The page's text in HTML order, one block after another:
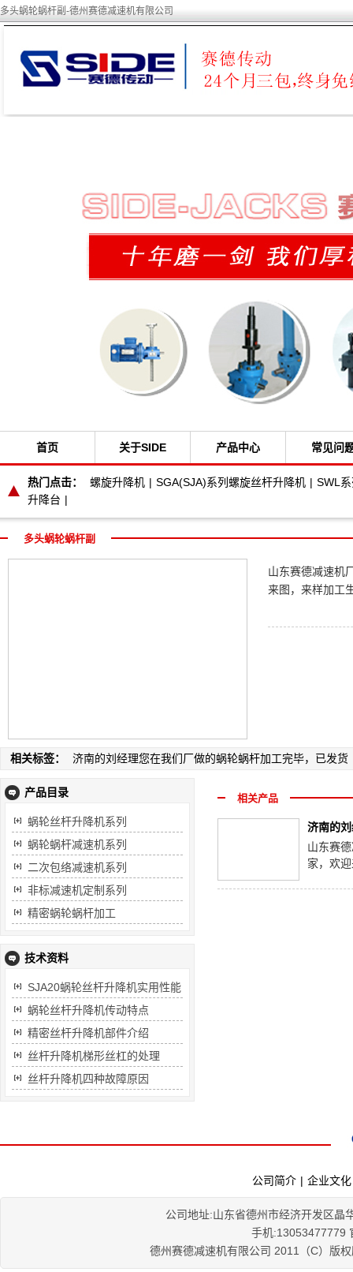
多头蜗轮蜗杆副-德州赛德减速机有限公司
首页 关于SIDE 产品中心 常见问
热门点击： 螺旋升降机 | SGA(SJA)系列螺旋丝杆升降机 | SWL
升降台 |
多头蜗轮蜗杆副
山东赛德减速机
来图，来样加工
相关标签： 济南的刘经理您在我们厂做的蜗轮蜗杆加工完毕，已发货
相关产品
济南的
山东赛
家，欢
产品目录
蜗轮丝杆升降机系列
蜗轮蜗杆减速机系列
二次包络减速机系列
非标减速机定制系列
精密蜗轮蜗杆加工
技术资料
SJA20蜗轮丝杆升降机实用性能
蜗轮丝杆升降机传动特点
精密丝杆升降机部件介绍
丝杆升降机梯形丝杠的处理
丝杆升降机四种故障原因
公司简介 | 企业文化
公司地址:山东省德州市经济开发区
手机:13053477779
德州赛德减速机有限公司 2011（C）版